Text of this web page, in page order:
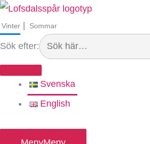
Hoppa
till
innehåll
Vinter | Sommar
Sök efter:
Svenska
English
Search...